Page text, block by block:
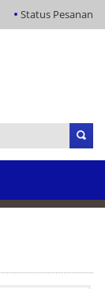
Status Pesanan